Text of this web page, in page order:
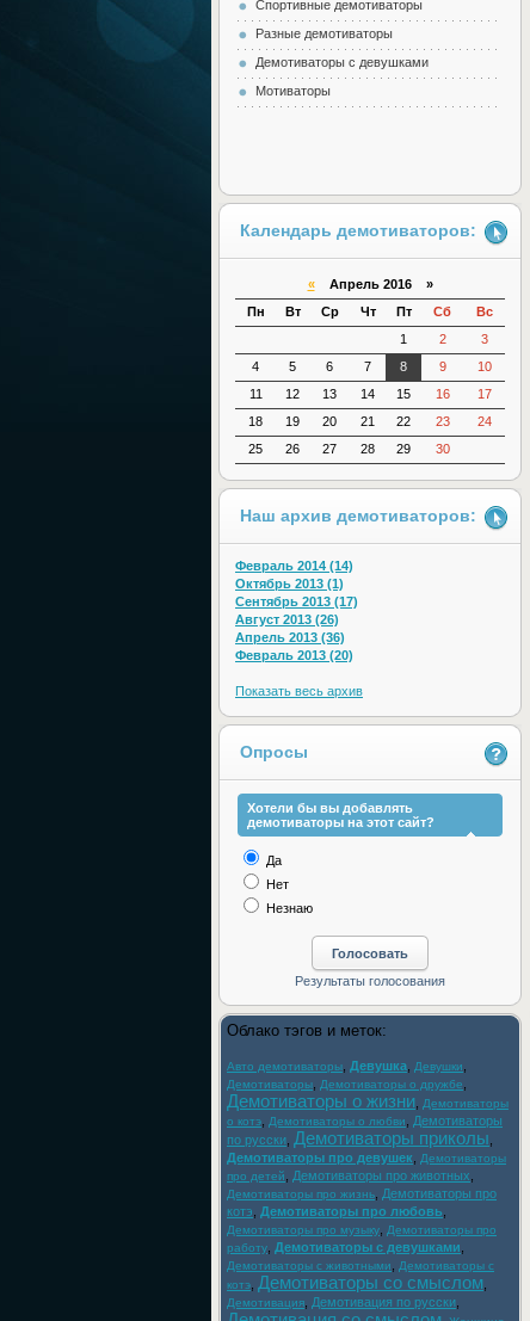
Спортивные демотиваторы
Разные демотиваторы
Демотиваторы с девушками
Мотиваторы
Календарь демотиваторов:
«Апрель 2016 »
Пн
Вт Ср Чт Пт Сб
Вс
1
2
3
4
5 6 7 8 9
10
11
12 13 14 15 16
17
18
19 20 21 22 23
24
25
26 27 28 29 30
Наш архив демотиваторов:
Февраль 2014 (14)
Октябрь 2013 (1)
Сентябрь 2013 (17)
Август 2013 (26)
Апрель 2013 (36)
Февраль 2013 (20)
Показать весь архив
Опросы
Хотели бы вы добавлять
демотиваторы на этот сайт?
Да
Нет
Незнаю
Облако тэгов и меток:
Авто демотиваторы Девушка Девушки
Демотиваторы Демотиваторы о дружбе
Демотиваторы о жизни
Демотиваторы
о котэ
Демотиваторы о любви
Демотиваторы
по русски Демотиваторы приколы
Демотиваторы про девушек
Демотиваторы
про детей
Демотиваторы про животных
Демотиваторы про жизнь
Демотиваторы про
котэ
Демотиваторы про любовь
Демотиваторы про музыку
Демотиваторы про
работу
Демотиваторы с девушками
Демотиваторы с животными
Демотиваторы с
котэ
Демотиваторы со смыслом
Демотивация Демотивация по русски